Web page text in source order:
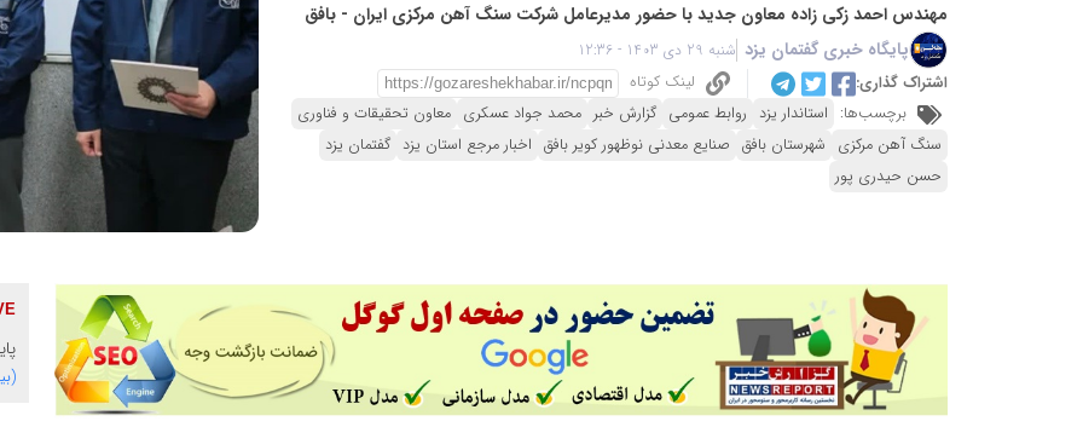
مهندس احمد زکی زاده معاون جدید با حضور مدیرعامل شرکت سنگ آهن مرکزی ایران - بافق
پایگاه خبری گفتمان یزد شنبه 29 دی 1403 - 12:36
اشتراک گذاری:
لینک کوتاه
برچسب‌ها: استاندار یزد روابط عمومی گزارش خبر محمد جواد عسکری معاون تحقیقات و فناوری
سنگ آهن مرکزی شهرستان بافق صنایع معدنی نوظهور کویر بافق اخبار مرجع استان یزد گفتمان یزد
حسن حیدری پور